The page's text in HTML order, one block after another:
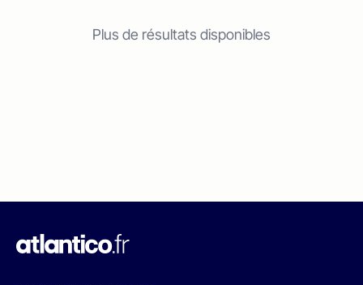
Plus de résultats disponibles